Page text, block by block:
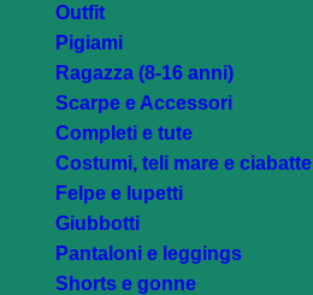
Outfit
Pigiami
Ragazza (8-16 anni)
Scarpe e Accessori
Completi e tute
Costumi, teli mare e ciabatte
Felpe e lupetti
Giubbotti
Pantaloni e leggings
Shorts e gonne